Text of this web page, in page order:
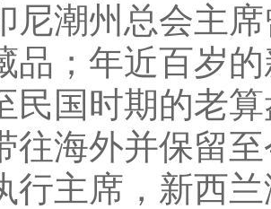
州总会主席
品；年近百岁
民国时期的老
往海外并保留
行主席，新西